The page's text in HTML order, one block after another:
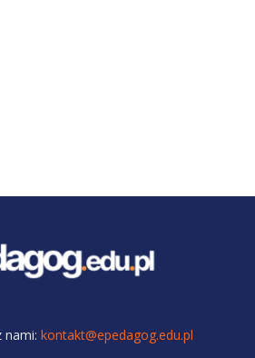
nami:kontakt@epedagog.edu.pl